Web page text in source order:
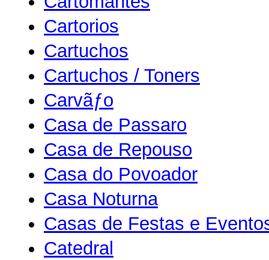
Cartorios
Cartuchos
Cartuchos / Toners
Carvãƒo
Casa de Passaro
Casa de Repouso
Casa do Povoador
Casa Noturna
Casas de Festas e
Catedral